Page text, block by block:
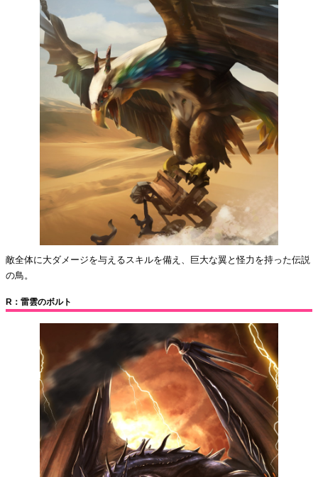
敵全体に大ダメージを与えるスキルを備え、巨大な翼と怪力を持った伝説
の鳥。
R：雷雲のボルト